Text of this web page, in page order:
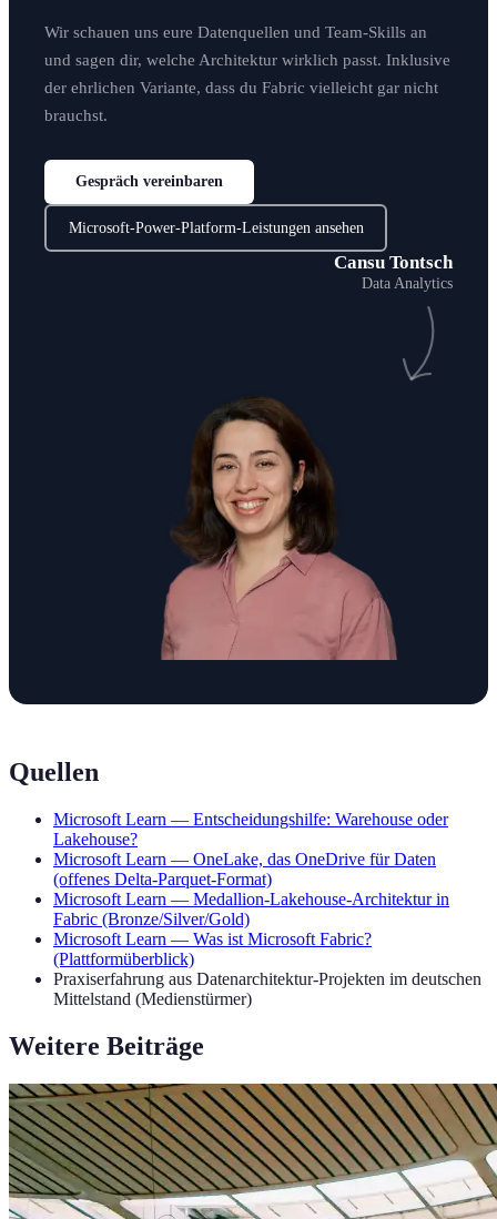
Wir schauen uns eure Datenquellen und Team-Skills an
und sagen dir, welche Architektur wirklich passt. Inklusive
der ehrlichen Variante, dass du Fabric vielleicht gar nicht
brauchst.
Gespräch vereinbaren
Microsoft-Power-Platform-Leistungen ansehen
Cansu Tontsch
Data Analytics
Quellen
Microsoft Learn — Entscheidungshilfe: Warehouse oder
Lakehouse?
Microsoft Learn — OneLake, das OneDrive für Daten
(offenes Delta-Parquet-Format)
Microsoft Learn — Medallion-Lakehouse-Architektur in
Fabric (Bronze/Silver/Gold)
Microsoft Learn — Was ist Microsoft Fabric?
(Plattformüberblick)
Praxiserfahrung aus Datenarchitektur-Projekten im deutschen
Mittelstand (Medienstürmer)
Weitere Beiträge